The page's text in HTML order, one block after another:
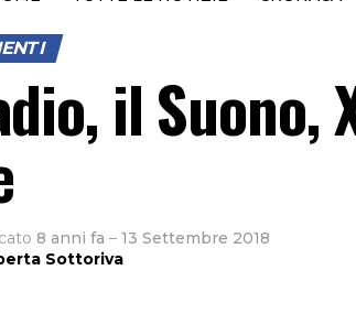
il Suono,
8 anni fa – 13 Settembre 2018
Sottoriva